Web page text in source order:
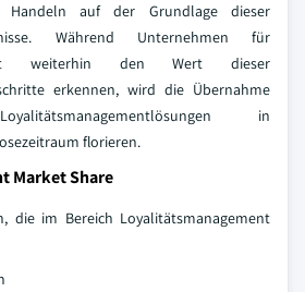
Handeln auf der Grundlage dieser
Während Unternehmen für
weiterhin den Wert dieser
erkennen, wird die Übernahme
in
florieren.
Market Share
die im Bereich Loyalitätsmanagement